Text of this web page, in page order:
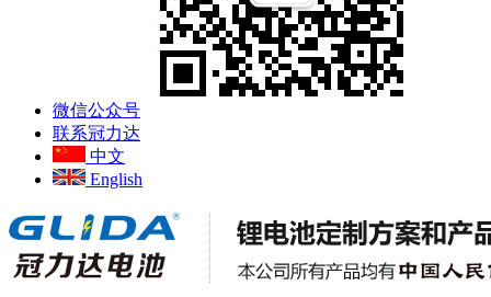
微信公众号
联系冠力达
中文
English